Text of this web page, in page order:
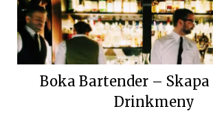
Boka Bartender –
Drinkmeny